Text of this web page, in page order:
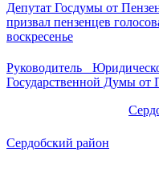
Депутат Госдумы от
призвал пензенцев
воскресенье
Руководитель
Государственной Думы от
Сердобский район